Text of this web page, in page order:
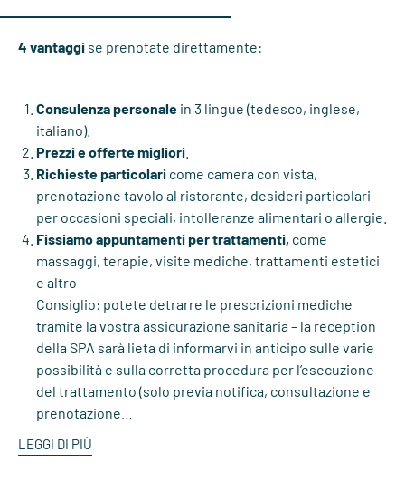
4 vantaggi se prenotate direttamente:
Consulenza personale in 3 lingue (tedesco, inglese,
italiano).
Prezzi e offerte migliori
Richieste particolari come camera con vista,
prenotazione tavolo al ristorante, desideri particolari
per occasioni speciali, intolleranze alimentari o allergie.
Fissiamo appuntamenti per trattamenti, come
massaggi, terapie, visite mediche, trattamenti estetici
e altro
Consiglio: potete detrarre le prescrizioni mediche
tramite la vostra assicurazione sanitaria – la reception
della SPA sarà lieta di informarvi in anticipo sulle varie
possibilità e sulla corretta procedura per l’esecuzione
del trattamento (solo previa notifica, consultazione e
prenotazione…
LEGGI DI PIÙ